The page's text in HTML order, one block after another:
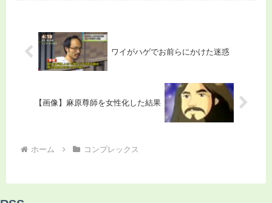
ワイがハゲでお前らにかけた迷惑
【画像】麻原尊師を女性化した結果
ホーム コンプレックス